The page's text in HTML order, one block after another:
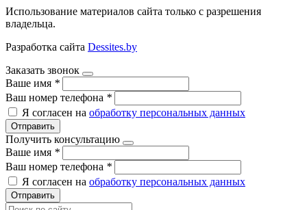
Использование материалов сайта только с разрешения
владельца.
Разработка сайта Dessites.by
Заказать звонок
Ваше имя *
Ваш номер телефона *
Я согласен на обработку персональных данных
Отправить
Получить консультацию
Ваше имя *
Ваш номер телефона *
Я согласен на обработку персональных данных
Отправить